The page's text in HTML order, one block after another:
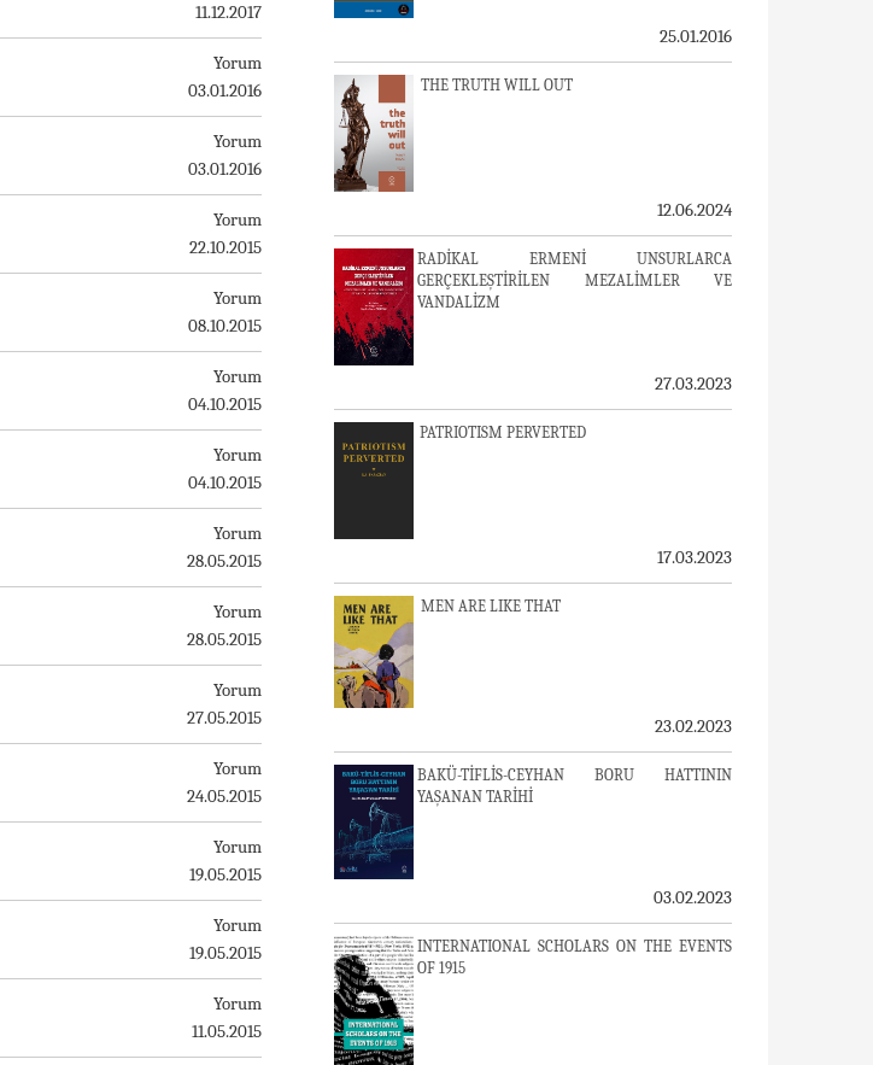
11.12.2017
Yorum
03.01.2016
Yorum
03.01.2016
Yorum
22.10.2015
Yorum
08.10.2015
Yorum
04.10.2015
Yorum
04.10.2015
Yorum
28.05.2015
Yorum
28.05.2015
Yorum
27.05.2015
Yorum
24.05.2015
Yorum
19.05.2015
Yorum
19.05.2015
Yorum
11.05.2015
25.01.2016
THE TRUTH WILL OUT
12.06.2024
RADİKAL ERMENİ UNSURLARCA
GERÇEKLEŞTİRİLEN MEZALİMLER VE
VANDALİZM
27.03.2023
PATRIOTISM PERVERTED
17.03.2023
MEN ARE LIKE THAT
23.02.2023
BAKÜ-TİFLİS-CEYHAN BORU HATTININ
YAŞANAN TARİHİ
03.02.2023
INTERNATIONAL SCHOLARS ON THE EVENTS
OF 1915